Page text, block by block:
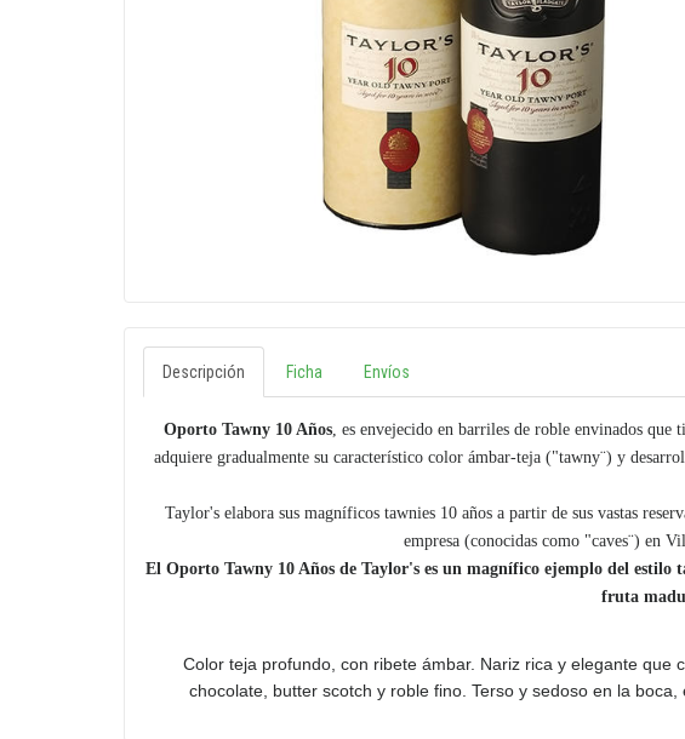
Descripción Ficha Envíos
Oporto Tawny 10 Años, es envejecido en barriles de roble envinados
adquiere gradualmente su característico color ámbar-teja ("tawny¨) y
Taylor's elabora sus magníficos tawnies 10 años a partir de sus vastas
empresa (conocidas como "caves¨) en
El Oporto Tawny 10 Años de Taylor's es un magnífico ejemplo del estilo
fruta
Color teja profundo, con ribete ámbar. Nariz rica y elegante
chocolate, butter scotch y roble fino. Terso y sedoso en la